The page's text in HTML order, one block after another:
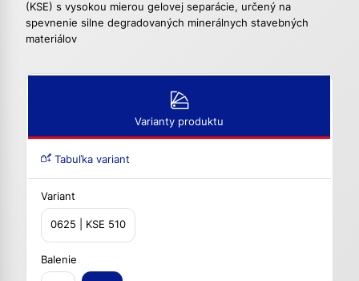
(KSE) s vysokou mierou gelovej separácie, určený na
spevnenie silne degradovaných minerálnych stavebných
materiálov
Varianty produktu
Tabuľka variant
Variant
0625 | KSE 510
Balenie